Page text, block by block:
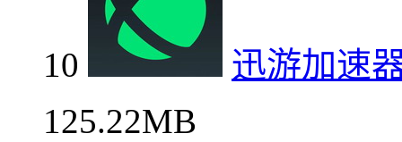
10
迅游加速
125.22MB